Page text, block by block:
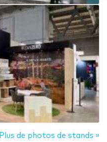
Plus de photos de stands »